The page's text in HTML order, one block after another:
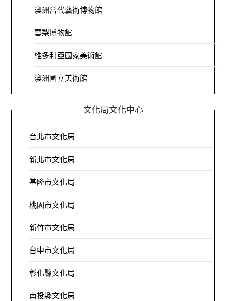
澳洲當代藝術博物館
雪梨博物館
維多利亞國家美術館
澳洲國立美術館
文化局文化中心
台北市文化局
新北市文化局
基隆市文化局
桃園市文化局
新竹市文化局
台中市文化局
彰化縣文化局
南投縣文化局